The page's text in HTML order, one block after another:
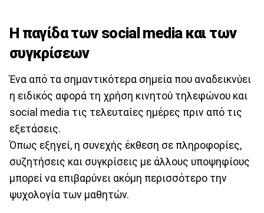
Η παγίδα των social media και των
συγκρίσεων
Ένα από τα σημαντικότερα σημεία που αναδεικνύει
η ειδικός αφορά τη χρήση κινητού τηλεφώνου και
social media τις τελευταίες ημέρες πριν από τις
εξετάσεις.
Όπως εξηγεί, η συνεχής έκθεση σε πληροφορίες,
συζητήσεις και συγκρίσεις με άλλους υποψηφίους
μπορεί να επιβαρύνει ακόμη περισσότερο την
ψυχολογία των μαθητών.